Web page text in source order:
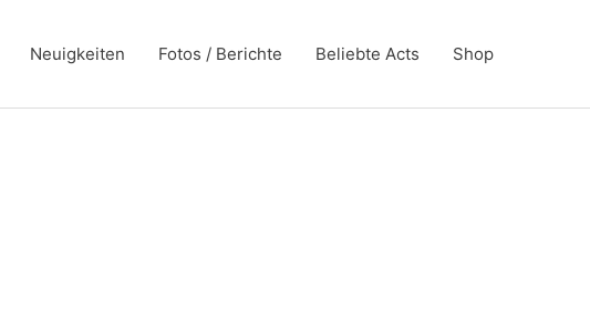
Neuigkeiten Fotos / Berichte Beliebte Acts Shop